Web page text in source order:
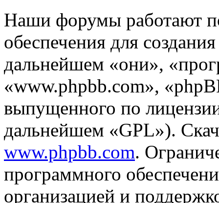
Наши форумы работают
обеспечения для
дальнейшем «они»,
«www.phpbb.com»,
выпущенного по
дальнейшем «GPL»).
www.phpbb.com.
программного
организацией и